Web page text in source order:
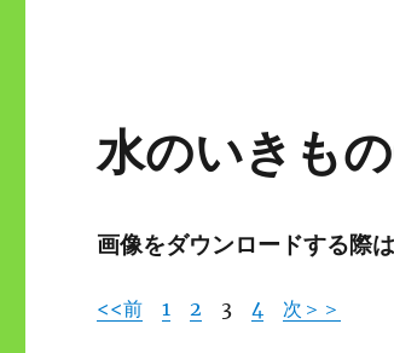
水のいきも
画像をダウンロードする
<<前 1 2 3 4 次＞＞